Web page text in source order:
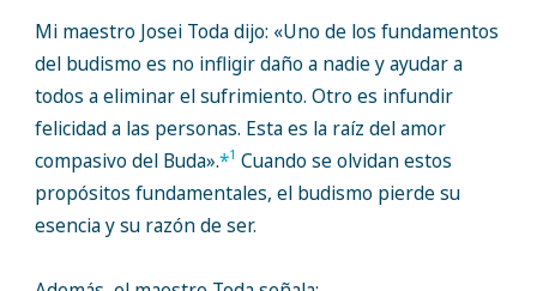
Mi maestro Josei Toda dijo: «Uno de los fundamentos
del budismo es no infligir daño a nadie y ayudar a
todos a eliminar el sufrimiento. Otro es infundir
felicidad a las personas. Esta es la raíz del amor
compasivo del Buda».*1 Cuando se olvidan estos
propósitos fundamentales, el budismo pierde su
esencia y su razón de ser.